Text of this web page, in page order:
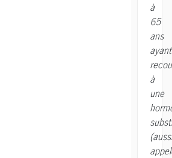
à
65
ans
ayant
à
une
(aussi